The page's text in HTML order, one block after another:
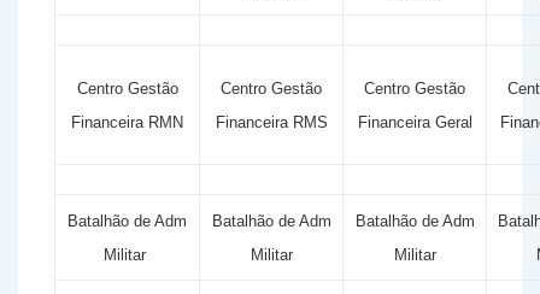
Centro Gestão
Financeira RMN
Centro Gestão
Financeira RMS
Centro Gestão
Financeira Geral
Batalhão de Adm
Militar
Batalhão de Adm
Militar
Batalhão de Adm
Militar